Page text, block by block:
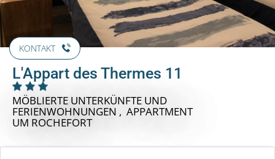
KONTAKT
L'Appart des Thermes 11
MÖBLIERTE UNTERKÜNFTE UND
FERIENWOHNUNGEN , APPARTMENT
UM ROCHEFORT